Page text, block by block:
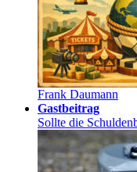
Frank Daumann
Gastbeitrag
Sollte die